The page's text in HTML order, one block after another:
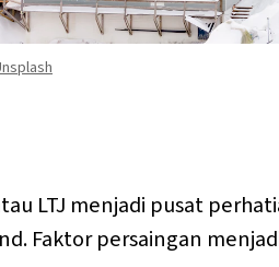
LTJ menjadi pusat
Faktor persaingan